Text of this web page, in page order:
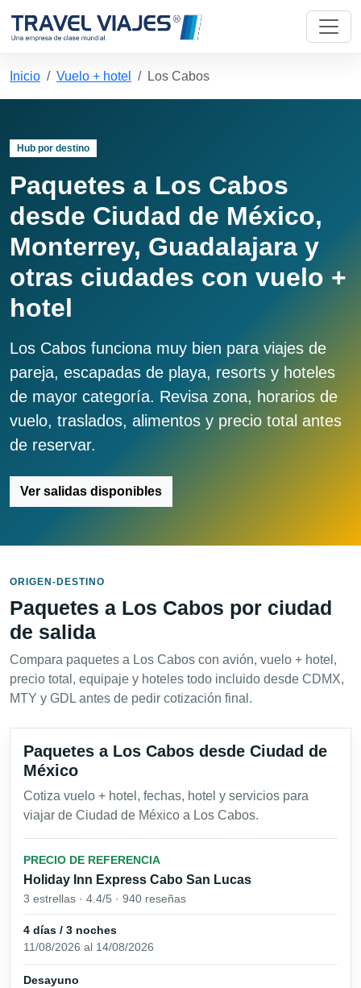
Inicio Vuelo + hotel Los Cabos
Hub por destino
Paquetes a Los Cabos
desde Ciudad de México,
Monterrey, Guadalajara y
otras ciudades con vuelo +
hotel
Los Cabos funciona muy bien para viajes de
pareja, escapadas de playa, resorts y hoteles
de mayor categoría. Revisa zona, horarios de
vuelo, traslados, alimentos y precio total antes
de reservar.
Ver salidas disponibles
ORIGEN-DESTINO
Paquetes a Los Cabos por ciudad
de salida
Compara paquetes a Los Cabos con avión, vuelo + hotel,
precio total, equipaje y hoteles todo incluido desde CDMX,
MTY y GDL antes de pedir cotización final.
Paquetes a Los Cabos desde Ciudad de
México
Cotiza vuelo + hotel, fechas, hotel y servicios para
viajar de Ciudad de México a Los Cabos.
PRECIO DE REFERENCIA
Holiday Inn Express Cabo San Lucas
3 estrellas · 4.4/5 · 940 reseñas
4 días / 3 noches
11/08/2026 al 14/08/2026
Desayuno